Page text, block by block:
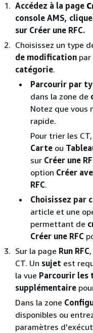
Accédez à la page
console AMS,
sur Créer une RFC.
Choisissez un type
de modification
catégorie.
Parcourir par
dans la zone de
Notez que vous
rapide.
Pour trier les
Carte ou
sur Créer une
option Créer
RFC.
Choisissez par
article et une
permettant de
Créer une RFC
Sur la page Run RFC
CT. Un sujet est
la vue Parcourir les
supplémentaire
Dans la zone
disponibles ou
paramètres